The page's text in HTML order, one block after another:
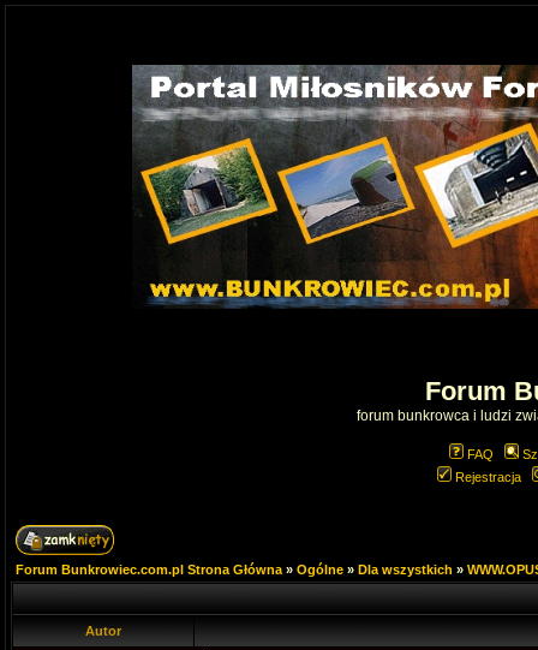
Forum
forum bunkrowca i ludzi
FAQ
Rejestracja
Forum Bunkrowiec.com.pl Strona Główna » Ogólne » Dla wszystkich »
Autor